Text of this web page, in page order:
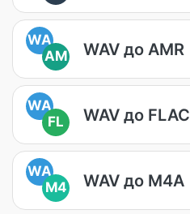
WA
AM
WAV до AMR
WA
FL
WAV до FLAC
WA
M4
WAV до M4A